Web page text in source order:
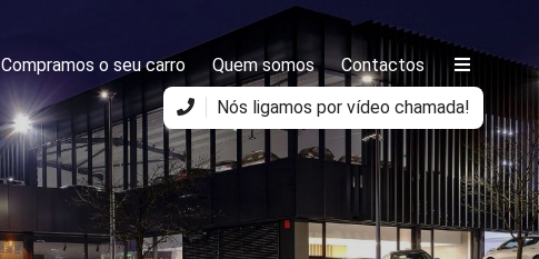
Compramos o seu carro Quem somos
Contactos
Nós ligamos por vídeo chamada!